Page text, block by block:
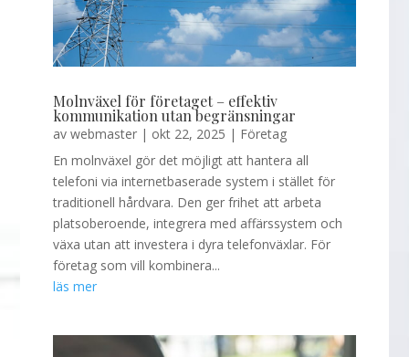
Molnväxel för företaget – effektiv
kommunikation utan begränsningar
avwebmaster | okt 22, 2025 | Företag
En molnväxel gör det möjligt att hantera all
telefoni via internetbaserade system i stället för
traditionell hårdvara. Den ger frihet att arbeta
platsoberoende, integrera med affärssystem och
växa utan att investera i dyra telefonväxlar. För
företag som vill kombinera...
läs mer